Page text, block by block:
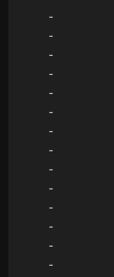
-
-
-
-
-
-
-
-
-
-
-
-
-
-